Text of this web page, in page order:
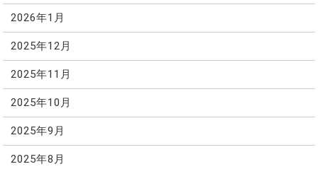
2026年1月
2025年12月
2025年11月
2025年10月
2025年9月
2025年8月